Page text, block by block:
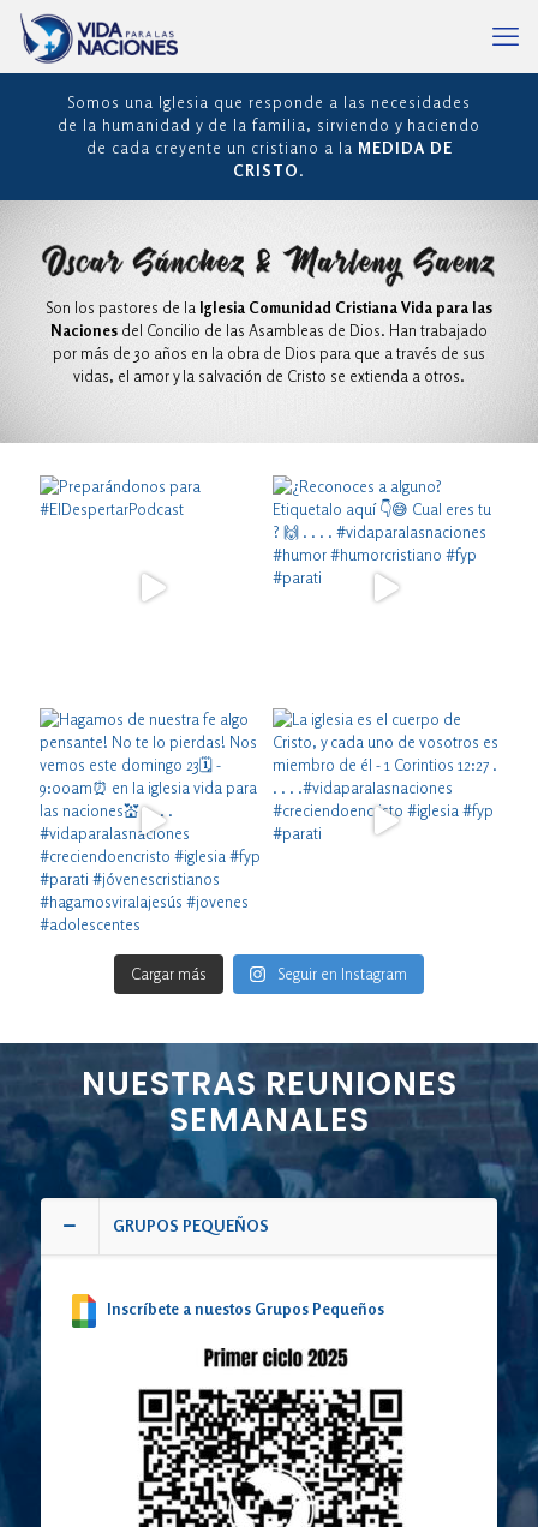
Somos una Iglesia que responde a las necesidades
de la humanidad y de la familia, sirviendo y haciendo
de cada creyente un cristiano a la MEDIDA DE
CRISTO.
Son los pastores de laIglesia Comunidad Cristiana Vida para las
Naciones del Concilio de las Asambleas de Dios. Han trabajado
por más de 30 años en la obra de Dios para que a través de sus
vidas, el amor y la salvación de Cristo se extienda a otros.
Cargar más Seguir en Instagram
NUESTRAS REUNIONES
SEMANALES
GRUPOS PEQUEÑOS
Inscríbete a nuestos Grupos Pequeños